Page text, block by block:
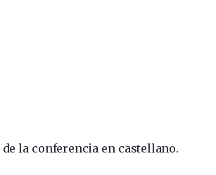
de la conferencia en castellano.